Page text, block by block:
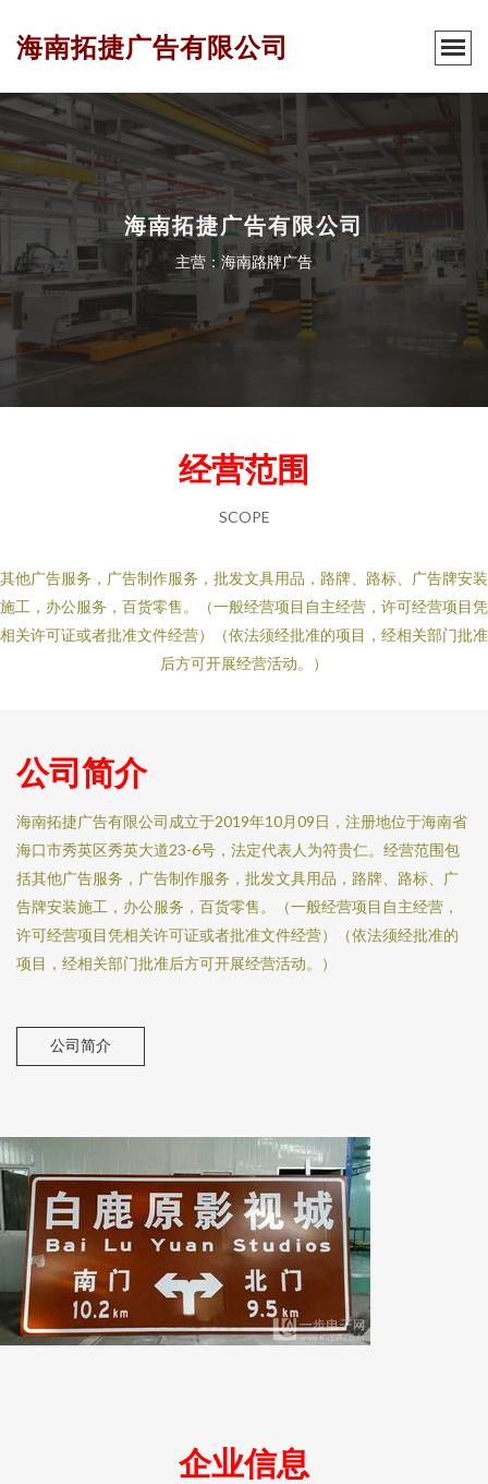
海南拓捷广告有限公司
海南拓捷广告有限公司
主营：海南路牌广告
经营范围
SCOPE
其他广告服务，广告制作服务，批发文具用品，路牌、路标、广告牌安装
施工，办公服务，百货零售。（一般经营项目自主经营，许可经营项目凭
相关许可证或者批准文件经营）（依法须经批准的项目，经相关部门批准
后方可开展经营活动。）
公司简介
海南拓捷广告有限公司成立于2019年10月09日，注册地位于海南省
海口市秀英区秀英大道23-6号，法定代表人为符贵仁。经营范围包
括其他广告服务，广告制作服务，批发文具用品，路牌、路标、广
告牌安装施工，办公服务，百货零售。（一般经营项目自主经营，
许可经营项目凭相关许可证或者批准文件经营）（依法须经批准的
项目，经相关部门批准后方可开展经营活动。）
公司简介
企业信息